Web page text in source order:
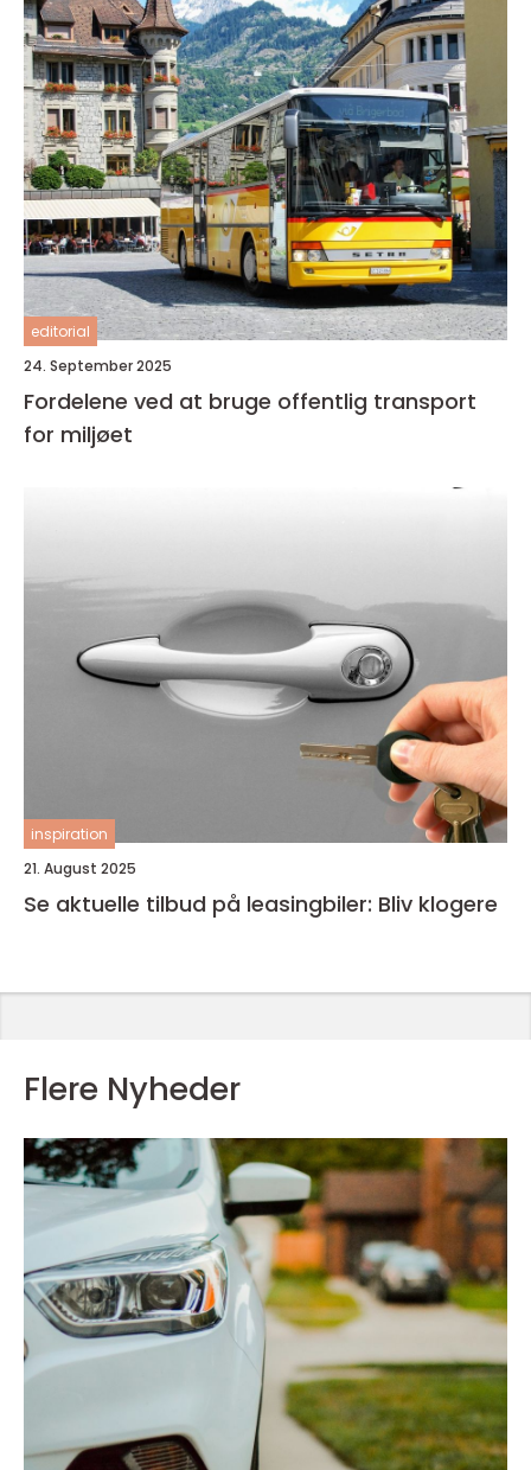
editorial
24. September 2025
Fordelene ved at bruge offentlig transport
for miljøet
inspiration
21. August 2025
Se aktuelle tilbud på leasingbiler: Bliv klogere
Flere Nyheder